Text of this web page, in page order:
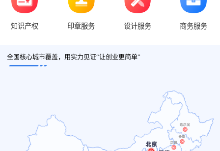
知识产权 印章服务 设计服务 商务服务
全国核心城市覆盖，用实力见证“让创业更简单”